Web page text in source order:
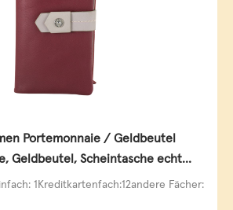
Portemonnaie / Geldbeutel
Geldbeutel, Scheintasche echt
1Kreditkartenfach:12andere Fächer: